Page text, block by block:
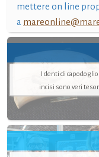
mettere on line
a
I denti di capodoglio
incisi sono veri